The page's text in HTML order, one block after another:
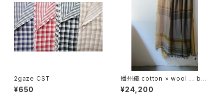
2gaze CST
¥650
播州織 cotton × wool __ bor
der 220-120 花灯路GK
¥24,200